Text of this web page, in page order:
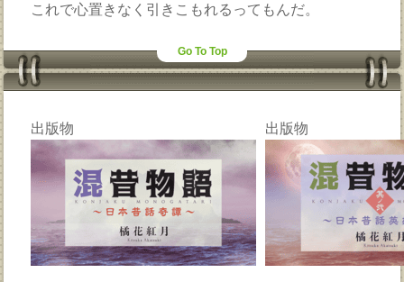
これで心置きなく引きこもれるってもんだ。
Go To Top
出版物 出版物